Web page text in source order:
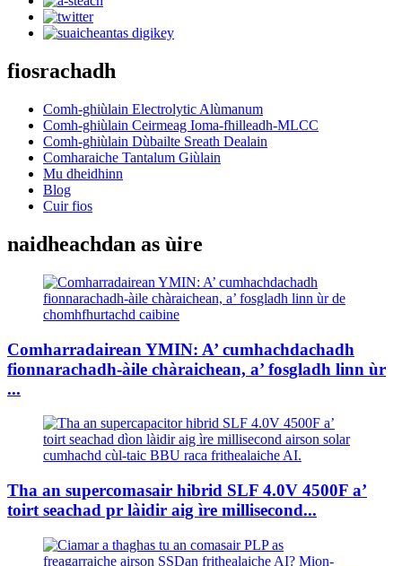
fiosrachadh
Comh-ghiùlain Electrolytic Alùmanum
Comh-ghiùlain Ceirmeag Ioma-fhilleadh-MLCC
Comh-ghiùlain Dùbailte Sreath Dealain
Comharaiche Tantalum Giùlain
Mu dheidhinn
Blog
Cuir fios
naidheachdan as ùire
Comharradairean YMIN: A’ cumhachdachadh
fionnarachadh-àile chàraichean, a’ fosgladh linn ùr
...
Tha an supercomasair hibrid SLF 4.0V 4500F a’
toirt seachad pr làidir aig ìre millisecond...